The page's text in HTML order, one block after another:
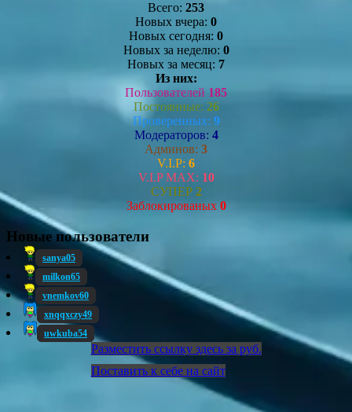
Всего: 253
Новых вчера: 0
Новых сегодня: 0
Новых за неделю: 0
Новых за месяц: 7
Из них:
Пользователей 185
Постоянные: 26
Проверенных: 9
Модераторов: 4
Админов: 3
V.I.P: 6
V.I.P MAX: 10
СУПЕР 2
Заблокированых 0
Новые пользователи
sanya05
milkon65
vnemkov60
xnqqxczy49
uwkuba54
Разместить ссылку здесь за руб.
Поставить к себе на сайт